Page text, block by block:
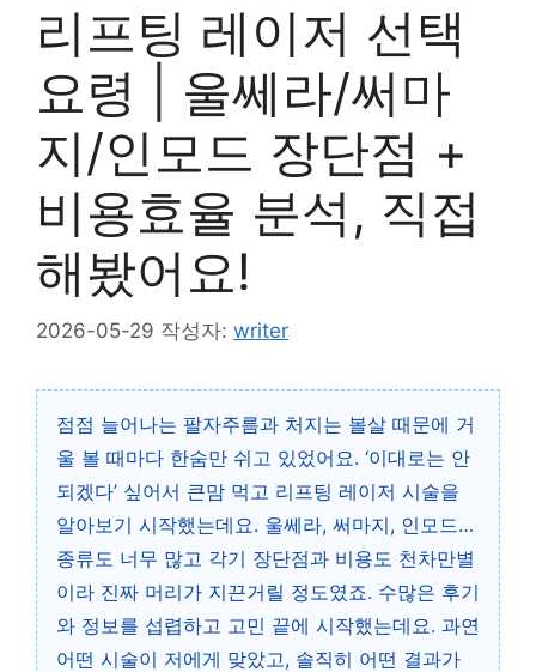
리프팅 레이저 선택
요령 | 울쎄라/써마
지/인모드 장단점 +
비용효율 분석, 직접
해봤어요!
2026-05-29 작성자: writer
점점 늘어나는 팔자주름과 처지는 볼살 때문에 거
울 볼 때마다 한숨만 쉬고 있었어요. ‘이대로는 안
되겠다’ 싶어서 큰맘 먹고 리프팅 레이저 시술을
알아보기 시작했는데요. 울쎄라, 써마지, 인모드…
종류도 너무 많고 각기 장단점과 비용도 천차만별
이라 진짜 머리가 지끈거릴 정도였죠. 수많은 후기
와 정보를 섭렵하고 고민 끝에 시작했는데요. 과연
어떤 시술이 저에게 맞았고, 솔직히 어떤 결과가